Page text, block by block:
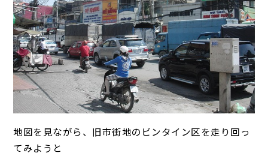
地図を見ながら、旧市街地のビンタイン区を走り回っ
てみようと